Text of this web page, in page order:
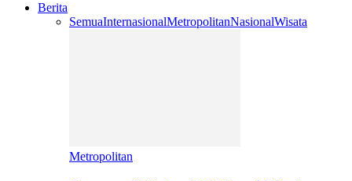
Berita
SemuaInternasionalMetropolitanNasionalWisata
Metropolitan